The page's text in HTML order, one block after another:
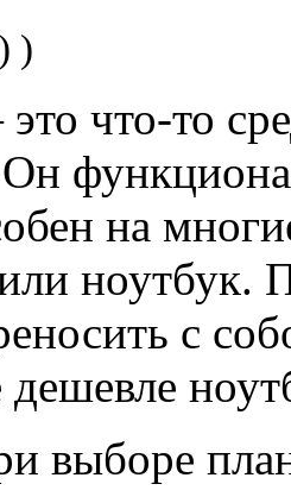
)
что-то
на
ноутбук.
с
дешевле